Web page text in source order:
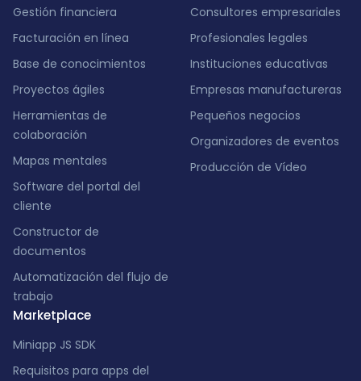
Gestión financiera
Facturación en línea
Base de conocimientos
Proyectos ágiles
Herramientas de
colaboración
Mapas mentales
Software del portal del
cliente
Constructor de
documentos
Automatización del flujo de
trabajo
Marketplace
Miniapp JS SDK
Requisitos para apps del
Consultores empresariales
Profesionales legales
Instituciones educativas
Empresas manufactureras
Pequeños negocios
Organizadores de eventos
Producción de Vídeo